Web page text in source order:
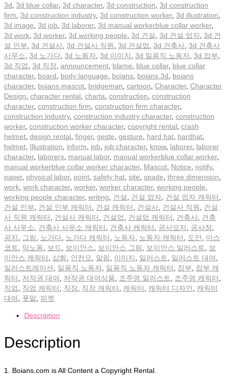
3d 3d blue collar, 3d character, 3d construction 3d construction
firm 3d construction industry, 3d construction worker, 3d illustration
3d image 3d job 3d laborer, 3d manual workerblue collar worker,
3d work 3d worker, 3d working people 3d 건설 3d 건설 업자 3d 건
설 인부 3d 건설사 3d 건설사 직원 3d 건설업 3d 건축사 3d 건축사
사무소 3d 노가다 3d 노동자 3d 이미지 3d 일용직 노동자 3d 잡부
3d 직업
3d 직장 announcement blame blue collar, blue collar
character, board body language boians boians 3d
boians
character, boians mascot bridgeman cartoon Character, Character
Design character rental charta construction construction
character, construction firm construction firm character,
construction industry, construction industry character, construction
worker, construction worker character, copyright rental crash
helmet design rental finger, geste gesture hard hat hardhat
helmet Illustration inform job job character, know, laborer, laborer
character, laborers manual labor, manual workerblue collar worker,
manual workerblue collar worker character, Mascot Notice notify,
paper, physical labor, point safety hat site spade three dimension
work work character, worker, worker character, working people
working people character, writing 건설 건설 업자 건설 업자 캐릭터
건설 인부
건설 인부 캐릭터 건설 캐릭터 건설사 건설사 직원
건설
사 직원 캐릭터
건설사 캐릭터 건설업 건설업 캐릭터 건축사 건축
사 사무소
건축사 사무소 캐릭터 건축사 캐릭터 공사모자 공사장
공지
그림 노가다 노가다 캐릭터 노동자 노동자 캐릭터 도안 마스
코트
막노동 보드 보이안스 보이안스 그림 보이안스 일러스트
보
이안스 캐릭터
삽화 안전모 알림 이미지 일러스트 일러스트 대여
일러스트레이션
일용직 노동자 일용직 노동자 캐릭터 잡부
잡부 캐
릭터
저작권 대여 저작권 대여상품 조주영 일러스트 조주영 캐릭터
직업
직업 캐릭터 직장 직장 캐릭터 캐릭터 캐릭터 디자인
캐릭터
대여
푯말 피켓
Description
Description
1. Boians.com is All Content a Copyright Rental.